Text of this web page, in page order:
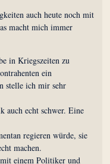
auch heute noch mit
macht mich immer
in Kriegszeiten zu
ein
stelle ich mir sehr
auch echt schwer. Eine
regieren würde, sie
machen.
einem Politiker und